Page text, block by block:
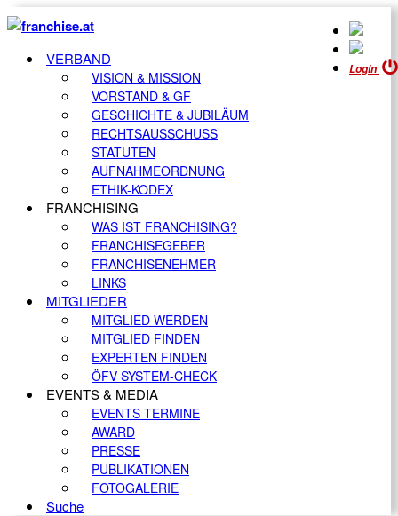
Login
VERBAND
VISION & MISSION
VORSTAND & GF
GESCHICHTE & JUBILÄUM
RECHTSAUSSCHUSS
STATUTEN
AUFNAHMEORDNUNG
ETHIK-KODEX
FRANCHISING
WAS IST FRANCHISING?
FRANCHISEGEBER
FRANCHISENEHMER
LINKS
MITGLIEDER
MITGLIED WERDEN
MITGLIED FINDEN
EXPERTEN FINDEN
ÖFV SYSTEM-CHECK
EVENTS & MEDIA
EVENTS TERMINE
AWARD
PRESSE
PUBLIKATIONEN
FOTOGALERIE
Suche